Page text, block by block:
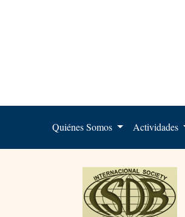
Quiénes Somos Actividades